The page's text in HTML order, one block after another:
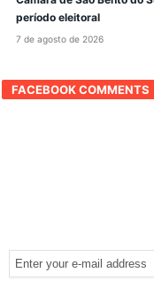
período eleitoral
7 de agosto de 2026
FACEBOOK COMMENTS